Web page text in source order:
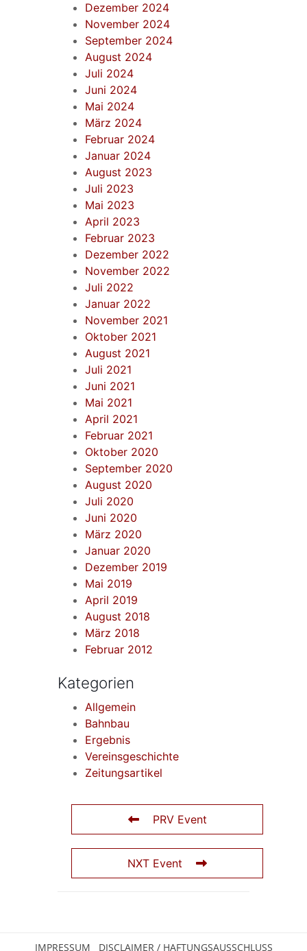
Dezember 2024
November 2024
September 2024
August 2024
Juli 2024
Juni 2024
Mai 2024
März 2024
Februar 2024
Januar 2024
August 2023
Juli 2023
Mai 2023
April 2023
Februar 2023
Dezember 2022
November 2022
Juli 2022
Januar 2022
November 2021
Oktober 2021
August 2021
Juli 2021
Juni 2021
Mai 2021
April 2021
Februar 2021
Oktober 2020
September 2020
August 2020
Juli 2020
Juni 2020
März 2020
Januar 2020
Dezember 2019
Mai 2019
April 2019
August 2018
März 2018
Februar 2012
Kategorien
Allgemein
Bahnbau
Ergebnis
Vereinsgeschichte
Zeitungsartikel
PRV Event
NXT Event
IMPRESSUM DISCLAIMER / HAFTUNGSAUSSCHLUSS